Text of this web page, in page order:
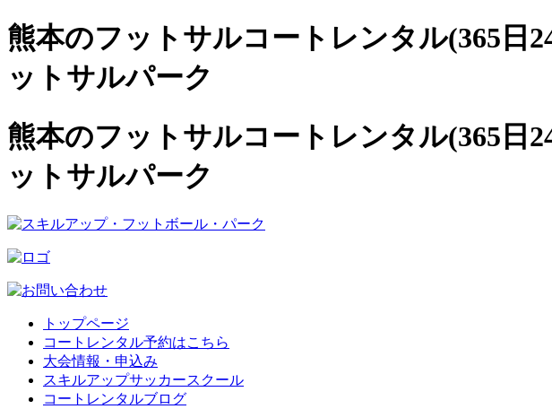
熊本のフットサルコートレンタル(365日
ットサルパーク
熊本のフットサルコートレンタル(365日
ットサルパーク
トップページ
コートレンタル予約はこちら
大会情報・申込み
スキルアップサッカースクール
コートレンタルブログ